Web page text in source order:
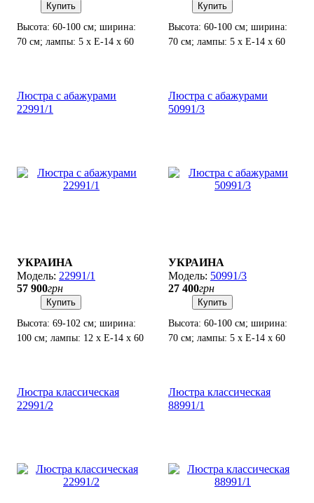
Купить
Высота: 60-100 см; ширина:
70 см; лампы: 5 х Е-14 х 60
Купить
Высота: 60-100 см; ширина:
70 см; лампы: 5 х Е-14 х 60
Люстра с абажурами
22991/1
УКРАИНА
22991/1
57 900грн
Купить
Высота: 69-102 см; ширина:
100 см; лампы: 12 х Е-14 х 60
Люстра с абажурами
50991/3
УКРАИНА
50991/3
27 400грн
Купить
Высота: 60-100 см; ширина:
70 см; лампы: 5 х Е-14 х 60
Люстра классическая
22991/2
Люстра классическая
88991/1